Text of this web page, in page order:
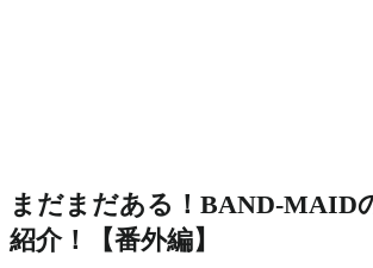
まだまだある！BAND-MAID
紹介！【番外編】